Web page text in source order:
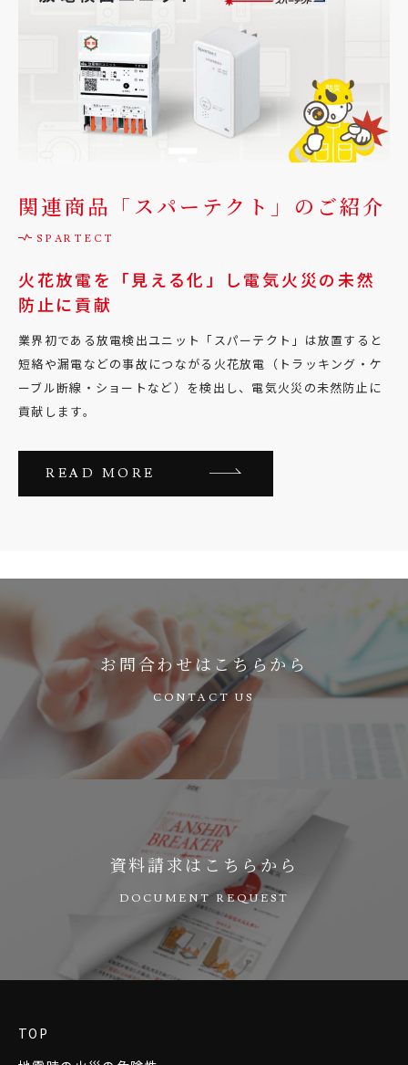
関連商品「スパーテクト」のご紹介
火花放電を「見える化」し電気火災の未然
防止に貢献
業界初である放電検出ユニット「スパーテクト」は放置すると
短絡や漏電などの事故につながる火花放電（トラッキング・ケ
ーブル断線・ショートなど）を検出し、電気火災の未然防止に
貢献します。
READ MORE
お問合わせは こちらから
資料請求は こちらから
TOP